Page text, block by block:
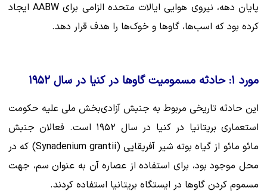
پایان دهه، نیروی هوایی ایالات متحده الزامی برای AABW ایجاد
کرده بود که اسب‌ها، گاوها و خوک‌ها را هدف قرار دهد.
مورد ۱: حادثه مسمومیت گاوها در کنیا در سال ۱۹۵۲
این حادثه تاریخی مربوط به جنبش آزادی‌بخش ملی علیه حکومت
استعماری بریتانیا در کنیا در سال ۱۹۵۲ است. فعالان جنبش
مائو مائو از گیاه بوته شیر آفریقایی (Synadenium grantii) که در
محل موجود بود، برای استفاده از عصاره آن به عنوان سم، جهت
مسموم کردن گاوها در ایستگاه بریتانیا استفاده کردند.